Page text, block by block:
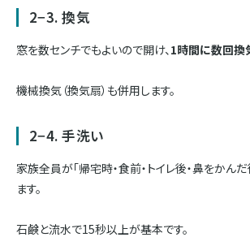
2−3. 換気
窓を数センチでもよいので開け、 1時間に数回換
機械換気（換気扇）も併用します。
2−4. 手洗い
家族全員が「帰宅時・食前・トイレ後・鼻をかん
ます。
石鹸と流水で15秒以上が基本です。